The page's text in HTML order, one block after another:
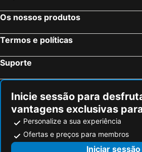
Os nossos produtos
Termos e políticas
Suporte
Inicie sessão para
vantagens exclusivas
Personalize a sua experiência
Ofertas e preços para membros
Iniciar sessão